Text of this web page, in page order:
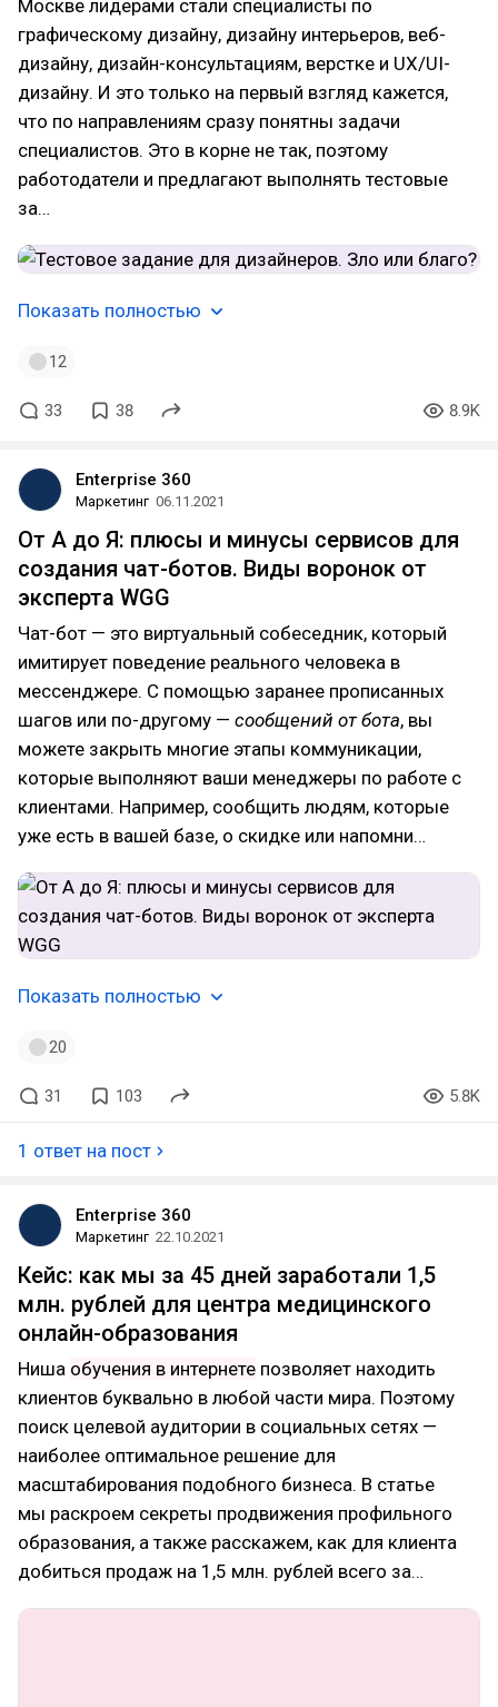
Москве лидерами стали специалисты по
графическому дизайну, дизайну интерьеров, веб-
дизайну, дизайн-консультациям, верстке и UX/UI-
дизайну. И это только на первый взгляд кажется,
что по направлениям сразу понятны задачи
специалистов. Это в корне не так, поэтому
работодатели и предлагают выполнять тестовые
за…
Показать полностью
12
33 38 8.9K
Enterprise 360
Маркетинг 06.11.2021
От А до Я: плюсы и минусы сервисов для
создания чат-ботов. Виды воронок от
эксперта WGG
Чат-бот — это виртуальный собеседник, который
имитирует поведение реального человека в
мессенджере. С помощью заранее прописанных
шагов или по-другому — сообщений от бота, вы
можете закрыть многие этапы коммуникации,
которые выполняют ваши менеджеры по работе с
клиентами. Например, сообщить людям, которые
уже есть в вашей базе, о скидке или напомни…
Показать полностью
20
31 103 5.8K
1 ответ на пост
Enterprise 360
Маркетинг 22.10.2021
Кейс: как мы за 45 дней заработали 1,5
млн. рублей для центра медицинского
онлайн-образования
Ниша обучения в интернете позволяет находить
клиентов буквально в любой части мира. Поэтому
поиск целевой аудитории в социальных сетях —
наиболее оптимальное решение для
масштабирования подобного бизнеса. В статье
мы раскроем секреты продвижения профильного
образования, а также расскажем, как для клиента
добиться продаж на 1,5 млн. рублей всего за…